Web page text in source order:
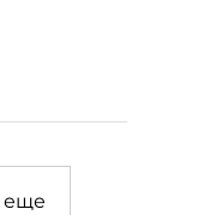
еще